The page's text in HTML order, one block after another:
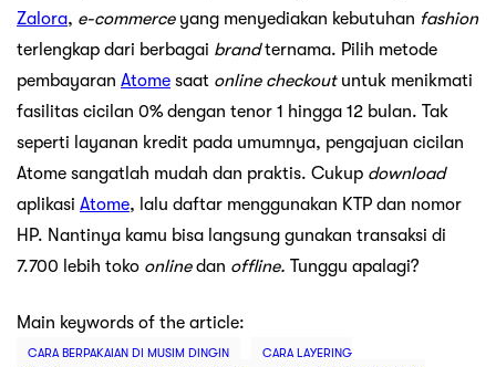
Zalora, e-commerce yang menyediakan kebutuhan fashion
terlengkap dari berbagai brandternama. Pilih metode
pembayaran Atome saat online checkout untuk menikmati
fasilitas cicilan 0% dengan tenor 1 hingga 12 bulan. Tak
seperti layanan kredit pada umumnya, pengajuan cicilan
Atome sangatlah mudah dan praktis. Cukup download
aplikasi Atome, lalu daftar menggunakan KTP dan nomor
HP. Nantinya kamu bisa langsung gunakan transaksi di
7.700 lebih toko onlinedan offline. Tunggu apalagi?
Main keywords of the article:
CARA BERPAKAIAN DI MUSIM DINGIN
CARA LAYERING